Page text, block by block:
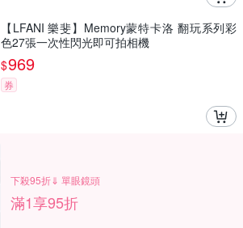
【LFANI 樂斐】Memory蒙特卡洛 翻玩系列彩
色27張一次性閃光即可拍相機
$969
券
下殺95折⇓ 單眼鏡頭
滿1享95折